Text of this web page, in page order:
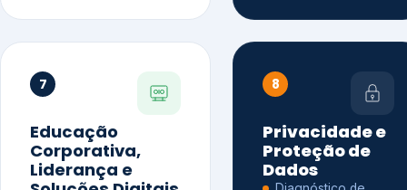
7
Educação
Corporativa,
Liderança e
8
Privacidade e
Proteção de
Dados